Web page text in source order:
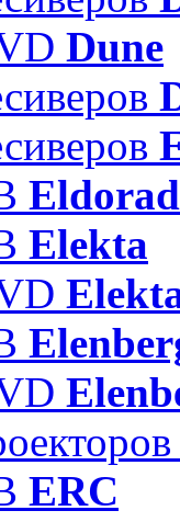
Dune
Elekta
ERC